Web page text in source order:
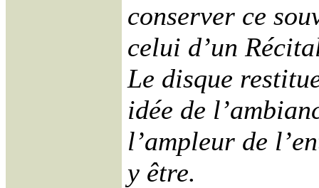
conserver ce
celui d’un
Le disque
idée de
l’ampleur de
y être.